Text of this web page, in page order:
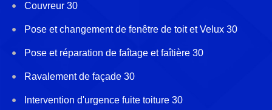
Couvreur 30
Pose et changement de fenêtre de toit et Velux 30
Pose et réparation de faîtage et faîtière 30
Ravalement de façade 30
Intervention d'urgence fuite toiture 30